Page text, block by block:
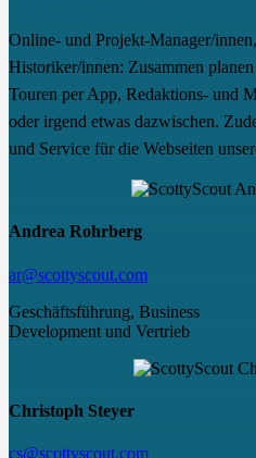
Online- und Projekt-Manager/
Historiker/innen: Zusammen
Touren per App, Redaktions- und
oder irgend etwas dazwischen.
und Service für die Webseiten
Andrea Rohrberg
ar@scottyscout.com
Geschäftsführung, Business
Development und Vertrieb
Christoph Steyer
cs@scottyscout.com